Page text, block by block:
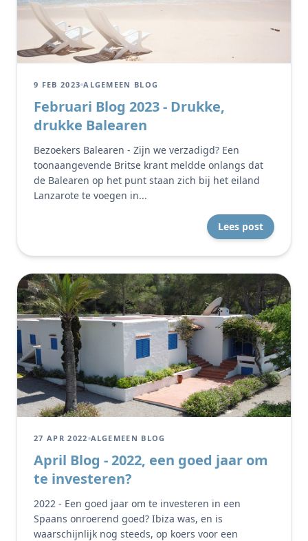
9 FEB 2023 ALGEMEEN BLOG
Februari Blog 2023 - Drukke,
drukke Balearen
Bezoekers Balearen - Zijn we verzadigd? Een
toonaangevende Britse krant meldde onlangs dat
de Balearen op het punt staan zich bij het eiland
Lanzarote te voegen in...
Lees post
27 APR 2022 ALGEMEEN BLOG
April Blog - 2022, een goed jaar om
te investeren?
2022 - Een goed jaar om te investeren in een
Spaans onroerend goed? Ibiza was, en is
waarschijnlijk nog steeds, op koers voor een